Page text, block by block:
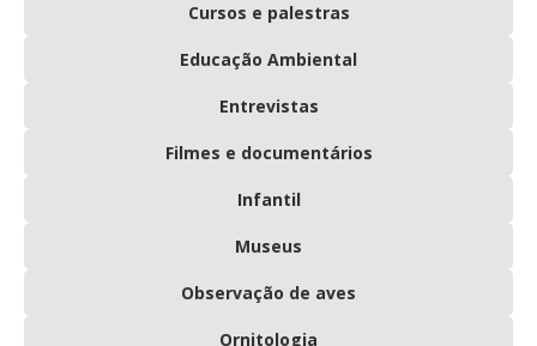
Cursos e palestras
Educação Ambiental
Entrevistas
Filmes e documentários
Infantil
Museus
Observação de aves
Ornitologia